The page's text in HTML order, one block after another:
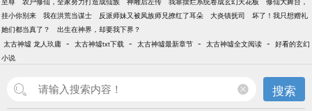
挂小你别来
我在洪荒当谋士 反派师妹又被凤族师兄撩红了耳朵 大炎镇抚司
坏了！我只想赠礼
她们都当真了？
出生在神界，却要我下界？
太古神墟 龙人玖庸 - 太古神墟txt下载 - 太古神墟最新章节 - 太古神墟全文阅读 - 好看的玄幻
小说
搜索